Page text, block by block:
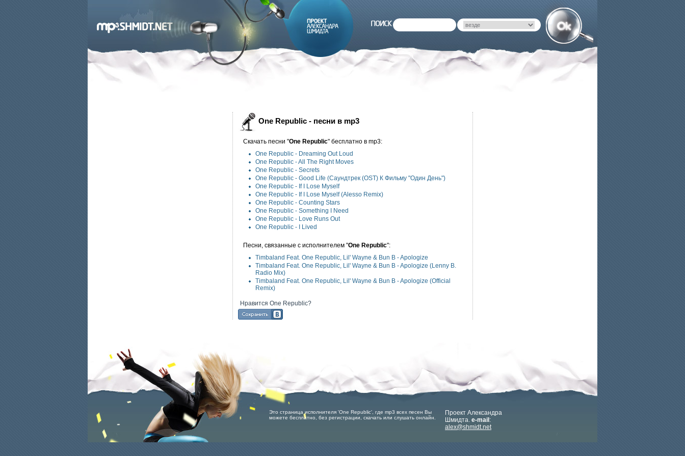
One Republic - песни в mp3
Скачать песни "One Republic" бесплатно в mp3:
One Republic - Dreaming Out Loud
One Republic -All The Right Moves
One Republic - Secrets
One Republic - Good Life (Саундтрек (OST) К Фильму "Один День")
One Republic - If I Lose Myself
One Republic - If I Lose Myself (Alesso Remix)
One Republic - Counting Stars
One Republic - Something I Need
One Republic - Love Runs Out
One Republic -
I Lived
Песни, связанные с исполнителем "One Republic":
Timbaland Feat. One Republic, Lil' Wayne & Bun B - Apologize
Timbaland Feat. One Republic, Lil' Wayne & Bun B - Apologize (Lenny B.
Radio Mix)
Timbaland Feat. One Republic, Lil' Wayne & Bun B - Apologize (Official
Remix)
Нравится One Republic?
Это страница исполнителя 'One Republic', где mp3 всех песен Вы
можете бесплатно, без регистрации, скачать или слушать онлайн.
Проект Александра
Шмидта. e-mail :
alex@shmidt.net